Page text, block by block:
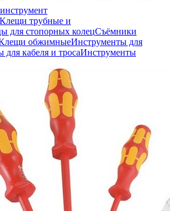
Клещи трубные и
для стопорных колецСъёмники
обжимныеИнструменты для
кабеля и тросаИнструменты